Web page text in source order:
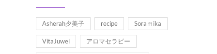
Asherah夕美子 recipe Soraｍika
VitaJuwel アロマセラピー